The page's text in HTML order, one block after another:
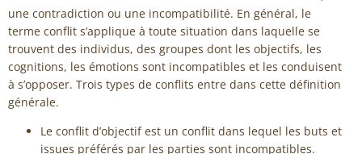
une contradiction ou une incompatibilité. En général, le
terme conflit s’applique à toute situation dans laquelle se
trouvent des individus, des groupes dont les objectifs, les
cognitions, les émotions sont incompatibles et les conduisent
à s’opposer. Trois types de conflits entre dans cette définition
générale.
Le conflit d’objectif est un conflit dans lequel les buts et
issues préférés par les parties sont incompatibles.